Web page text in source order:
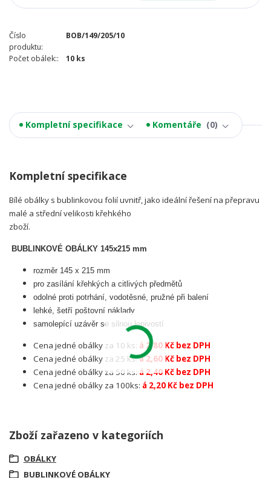
Číslo
produktu:
BOB/149/205/10
Počet obálek:: 10 ks
Kompletní specifikace Komentáře 0
Kompletní specifikace
Bílé obálky s bublinkovou folií uvnitř, jako ideální řešení na přepravu
malé a střední velikosti křehkého
zboží.
BUBLINKOVÉ OBÁLKY 145x215 mm
rozměr 145 x 215 mm
pro zasílání křehkých a citlivých předmětů
odolné proti potrhání, vodotěsné, pružné při balení
lehké, šetří poštovní náklady
samolepící uzávěr se silnou lepivostí
Cena jedné obálky za 10 ks: á 2,80 Kč bez DPH
Cena jedné obálky za 25 ks:á 2,60 Kč bez DPH
Cena jedné obálky za 50 ks: á 2,40 Kč bez DPH
Cena jedné obálky za 100ks: á 2,20 Kč bez DPH
Zboží zařazeno v kategoriích
OBÁLKY
BUBLINKOVÉ OBÁLKY